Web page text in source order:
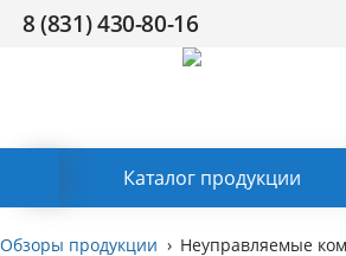
8 (831) 430-80-16
Каталог продукции
Компания Сертификаты
Обзоры продукции Неуправляемые